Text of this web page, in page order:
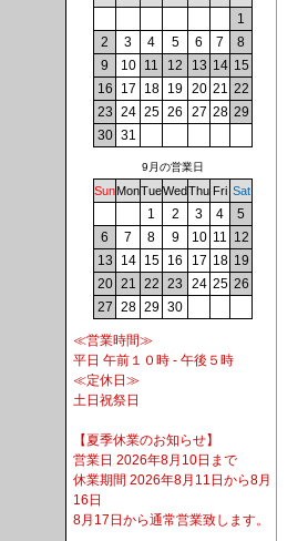
1
2
3 4 5 6 7
8
9
10 11 12 13 14 15
16
17 18 19 20 21 22
23 24 25 26 27 28 29
30 31
9月の営業日
SunMonTueWedThu Fri Sat
1 2 3 4
5
6
7 8 9 10 11 12
13
14 15 16 17 18 19
20 21 22 23 24 25 26
27 28 29 30
≪営業時間≫
平日 午前１０時 - 午後５時
≪定休日≫
土日祝祭日
【夏季休業のお知らせ】
営業日 2026年8月10日まで
休業期間 2026年8月11日から8月
16日
8月17日から通常営業致します。